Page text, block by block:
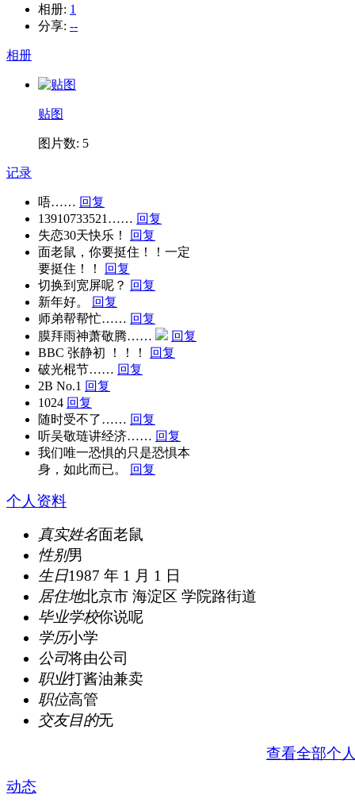
相册: 1
分享: --
相册
贴图
图片数: 5
记录
唔…… 回复
13910733521…… 回复
失恋30天快乐！
回复
面老鼠，你要挺住！！一定
要挺住！！
回复
切换到宽屏呢？ 回复
新年好。
回复
师弟帮帮忙…… 回复
膜拜雨神萧敬腾……
回复
BBC 张静初 ！！！
回复
破光棍节…… 回复
2B No.1 回复
1024 回复
随时受不了…… 回复
听吴敬琏讲经济…… 回复
我们唯一恐惧的只是恐惧本
身，如此而已。
回复
个人资料
真实姓名面老鼠
性别男
生日1987 年 1 月 1 日
居住地北京市 海淀区 学院路街道
毕业学校你说呢
学历小学
公司将由公司
职业打酱油兼卖
职位高管
交友目的无
查看全部个
动态